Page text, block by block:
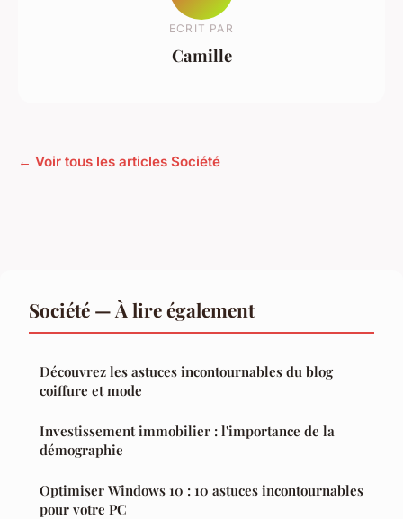
ECRIT PAR
Camille
← Voir tous les articles Société
Société — À lire également
Découvrez les astuces incontournables du blog
coiffure et mode
Investissement immobilier : l'importance de la
démographie
Optimiser Windows 10 : 10 astuces incontournables
pour votre PC